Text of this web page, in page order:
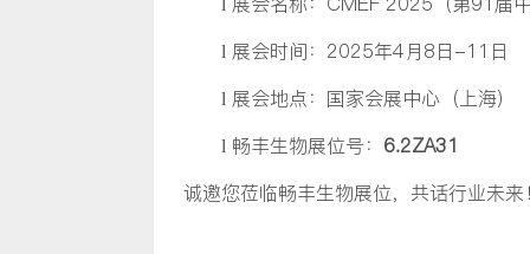
l 展会时间：2025年4月8日-11日
l 展会地点：国家会展中心（上海）
l 畅丰生物展位号： 6.2ZA31
诚邀您莅临畅丰生物展位，共话行业未来